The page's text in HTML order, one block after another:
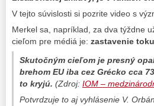
V tejto súvislosti si pozrite video s
Merkel sa, napríklad, za dva týždne
cieľom pre médiá je: zastavenie
Skutočným cieľom je presný
brehom EU iba cez Grécko cca
to kryjú. (Zdroj: IOM –
Potvrdzuje to aj vyhlásenie V.